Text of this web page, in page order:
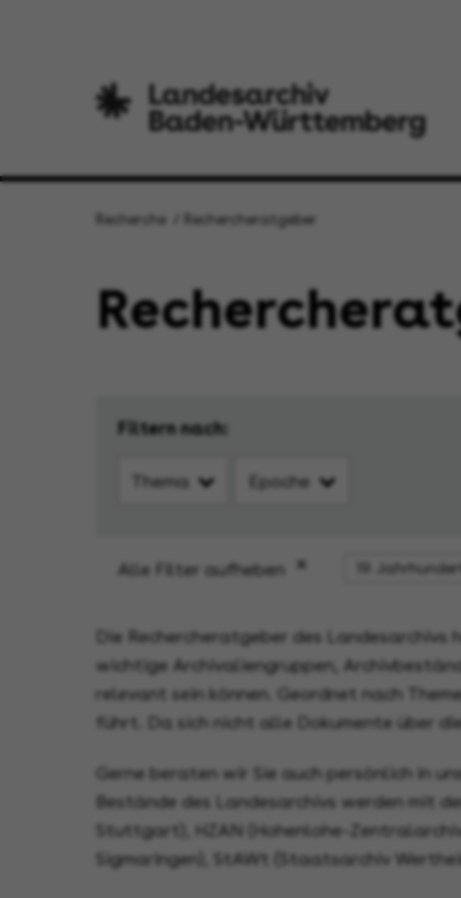
Recherche Rechercheratgeber
Filtern nach:
Thema Epoche
Alle Filter aufheben 19. Jahrhundert
Die Rechercheratgeber des
wichtige Archivaliengruppen,
relevant sein können. Geordnet nach
führt. Da sich nicht alle Dokumente über
Gerne beraten wir Sie auch persönlich in
Bestände des Landesarchivs werden mit
Stuttgart), HZAN (Hohenlohe-
Sigmaringen), StAWt (Staatsarchiv